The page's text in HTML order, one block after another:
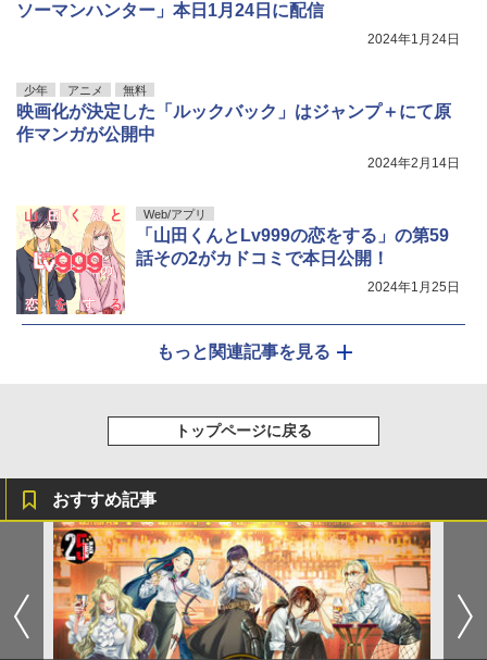
ソーマンハンター」本日1月24日に配信
2024年1月24日
少年 アニメ 無料
映画化が決定した「ルックバック」はジャンプ＋にて原
作マンガが公開中
2024年2月14日
Web/アプリ
「山田くんとLv999の恋をする」の第59
話その2がカドコミで本日公開！
2024年1月25日
もっと関連記事を見る
トップページに戻る
おすすめ記事